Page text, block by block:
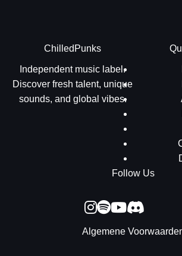
ChilledPunks
Independent music label.
Discover fresh talent, unique
sounds, and global vibes.
Follow Us
Algemene